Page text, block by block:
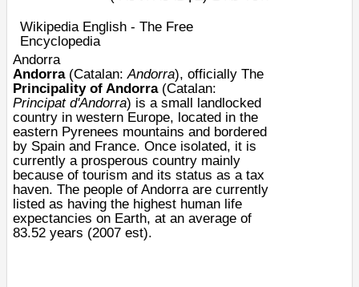
Wikipedia English - The Free
Encyclopedia
Andorra
Andorra(Catalan:Andorra), officially The
Principality of Andorra(Catalan:
Principat d'Andorra) is a small landlocked
country in western Europe, located in the
eastern Pyrenees mountains and bordered
by Spain and France. Once isolated, it is
currently a prosperous country mainly
because of tourism and its status as a tax
haven. The people of Andorra are currently
listed as having the highest human life
expectancies on Earth, at an average of
83.52 years (2007 est).